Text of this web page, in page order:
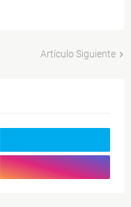
Artículo Siguiente